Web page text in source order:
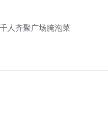
齐聚广场腌泡菜